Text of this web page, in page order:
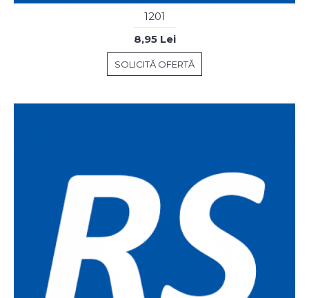
1201
8,95 Lei
SOLICITĂ OFERTĂ